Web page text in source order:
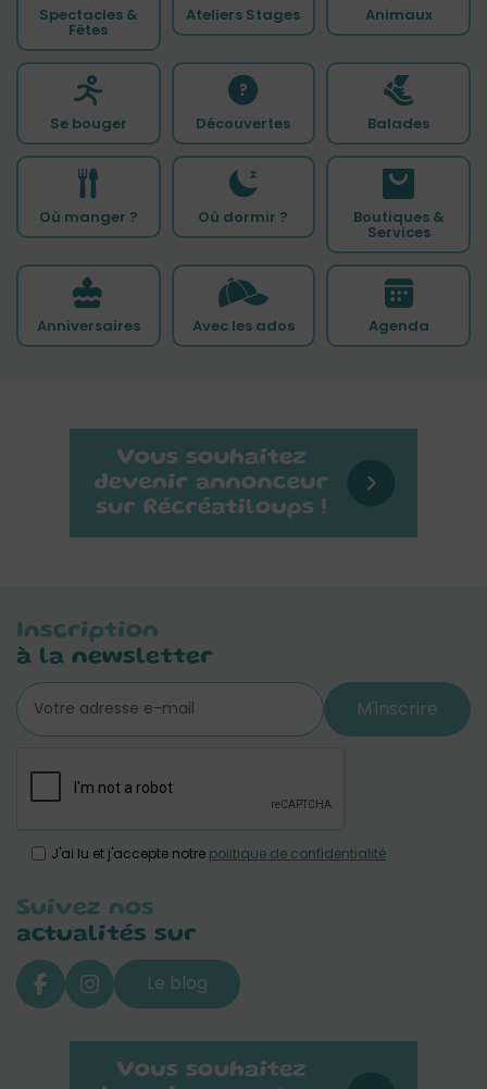
Spectacles &
Fêtes
Ateliers Stages Animaux
Se bouger Découvertes Balades
Où manger ? Où dormir ? Boutiques &
Services
Anniversaires Avec les ados Agenda
Inscription
à la newsletter
M'inscrire
J'ai lu et j'accepte notre politique de confidentialité
Suivez nos
actualités sur
Le blog